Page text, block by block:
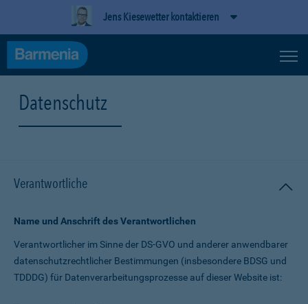
Jens Kiesewetter kontaktieren
Datenschutz
Verantwortliche
Name und Anschrift des Verantwortlichen
Verantwortlicher im Sinne der DS-GVO und anderer anwendbarer
datenschutz­rechtlicher Bestimmungen (insbesondere BDSG und
TDDDG) für Daten­verarbeitungs­prozesse auf dieser Website ist: